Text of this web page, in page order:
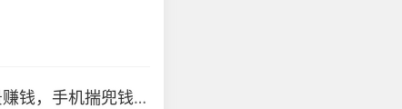
钱自动来，零撸天花板